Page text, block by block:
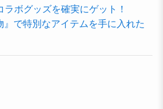
ボグッズを確実にゲット！
』で特別なアイテムを手に入れた